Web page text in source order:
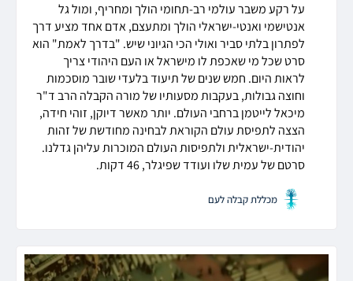
על רקע משבר עולמי רב-תחומי הולך ומחריף, ומול גל
אנטישמי ואנטי-ישראלי הולך ומתעצם, אדם אחד מציע דרך
לפתרון בלתי סביר ואולי הכי הגיוני שיש. "בדרךלאמת" הוא
סרט שכל מי שאכפת לו מישראל או העם היהודי צריך
לראות היום. חמש שנים של תיעוד בלעדי שובר מוסכמות
וחוצה גבולות, בעקבות מסעותיו של מורה הקבלה הרב ד"ר
מיכאל לייטמן ברחבי העולם. יותר מאשר דיוקן, זוהי חידה,
הצצה לתפיסת עולם הקוראת לבחינה מחודשת של זהות
יהודית-ישראלית ולתפיסות העולם המוכרות עליהן גדלנו.
סרטם של עמית שלו ועודד שפיגלר, 46 דקות.
מכללת קבלה לעם